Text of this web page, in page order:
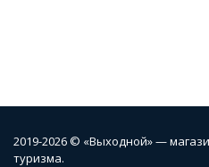
2019-2026 © «Выходной» —
туризма.